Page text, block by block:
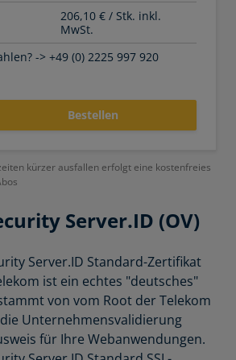
Server.ID (OV)
Server.ID Standard-Zertifikat
ist ein echtes "deutsches"
von vom Root der Telekom
Unternehmensvalidierung
für Ihre Webanwendungen.
206,10 € / Stk. inkl.
MwSt.
-> +49 (0) 2225 997 920
Bestellen
kürzer ausfallen erfolgt eine kostenfreies